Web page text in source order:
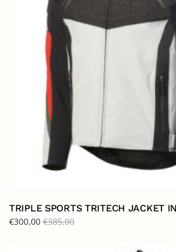
TRIPLE SPORTS TRITECH JACKET
€300,00 €385,00